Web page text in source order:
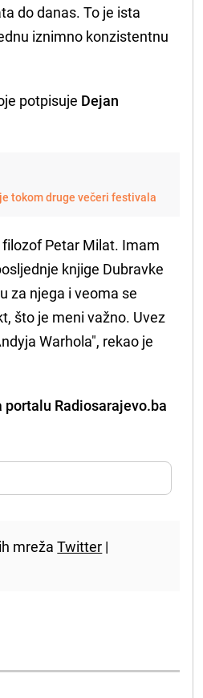
do danas. To je ista
iznimno konzistentnu
potpisuje Dejan
tokom druge večeri festivala
Petar Milat. Imam
knjige Dubravke
za njega i veoma se
što je meni važno. Uvez
Warhola", rekao je
Radiosarajevo.ba
mrežaTwitter |